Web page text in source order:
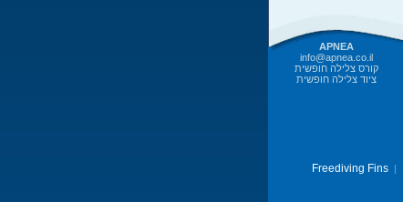
APNEA
info@apnea.co.il
קורס צלילה חופשית
ציוד צלילה חופשית
Freediving Fins|